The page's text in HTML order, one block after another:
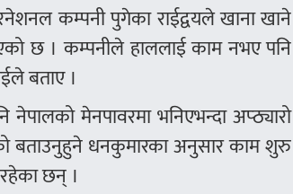
कम्पनी पुगेका राईद्वयले खाना खाने
छ । कम्पनीले हाललाई काम नभए पनि
बताए ।
मेनपावरमा भनिएभन्दा अप्ठ्यारो
बताउनुहुने धनकुमारका अनुसार काम शुरु
छन् ।